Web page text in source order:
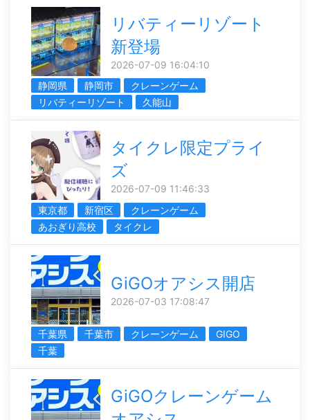
リバティーリゾート
新登場
2026-07-09 16:04:10
静岡県
静岡市
クレーンゲーム
リバティーリゾート
久能山
タイクレ限定プライ
ズ
2026-07-09 11:46:33
東京都
新宿区
クレーンゲーム
あおぎり高校
タイクレ
GiGOオアシス開店
2026-07-03 17:08:47
千葉県 千葉市 クレーンゲーム
GIGO
千葉
GiGOクレーンゲーム